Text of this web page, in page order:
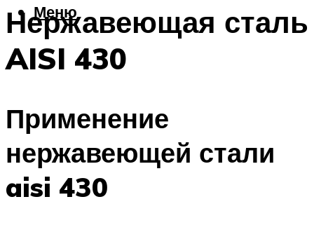
Меню
Нержавеющая сталь
AISI 430
Применение
нержавеющей стали
aisi 430